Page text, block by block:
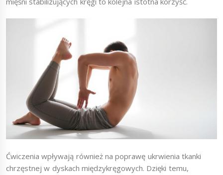
Ćwiczenia wpływają również na poprawę ukrwienia tkanki
chrzęstnej w dyskach międzykręgowych. Dzięki temu,